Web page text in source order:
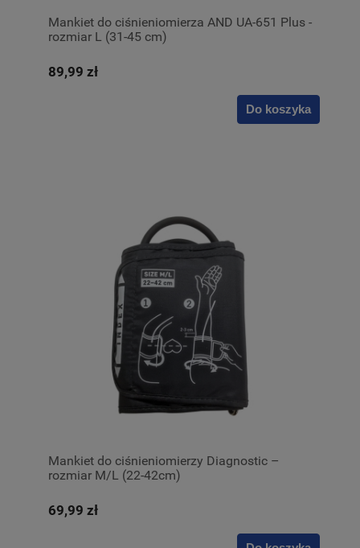
Mankiet do ciśnieniomierza AND UA-651 Plus -
rozmiar L (31-45 cm)
89,99 zł
Do koszyka
Mankiet do ciśnieniomierzy Diagnostic –
rozmiar M/L (22-42cm)
69,99 zł